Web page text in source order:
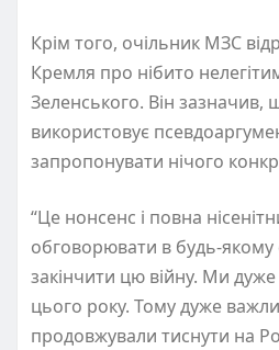
Крім того, очільник МЗС
Кремля про нібито
Зеленського. Він зазначив,
використовує
запропонувати нічого
“Це нонсенс і повна
обговорювати в будь-якому
закінчити цю війну. Ми дуже
цього року. Тому дуже
продовжували тиснути на